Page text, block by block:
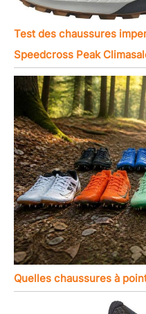
Test des chaussures
Speedcross Peak
Quelles chaussures à